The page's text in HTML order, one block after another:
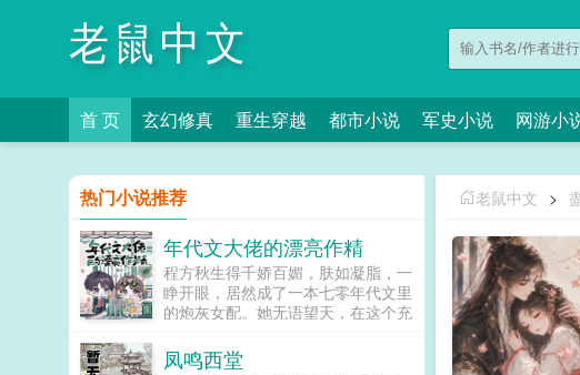
老鼠中文
首 页 玄幻修真 重生穿越 都市小说 军史小说 网游小
老鼠中文 >
热门小说推荐
年代文大佬的漂亮作精
程方秋生得千娇百媚，肤如凝脂，一
睁开眼，居然成了一本七零年代文里
的炮灰女配。她无语望天，在这个充
着便宜老公的丰厚工资买买买，顺便
凤鸣西堂